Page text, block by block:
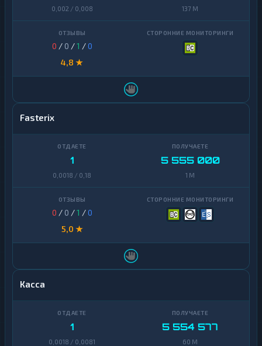
0,002 / 0,008 137 M
0 / 0 /1 /0
4,8 ★
Fasterix
1
0,0018 / 0,18
5 555 000
1 M
0 / 0 /1 /0
5,0 ★
Касса
1
0,0018 / 0,0081
5 554 577
60 M